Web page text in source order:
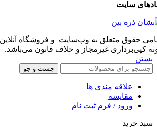
سایت
حقوق متعلق به وب‌سایت و فروشگاه‌ آنلاین
کپی‌برداری غیرمجاز و خلاف قانون می‌باشد.
بستن
جست و جو
علاقه مندی ها
مقایسه
ورود / فرم ثبت نام
سبد خرید